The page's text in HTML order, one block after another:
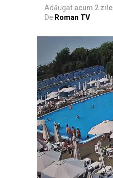
Adăugat acum 2 zile
De Roman TV